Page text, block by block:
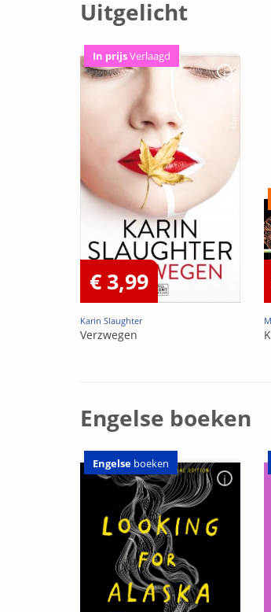
Uitgelicht
In prijsVerlaagd
€ 3,99
Karin Slaughter
Verzwegen
Engelse boeken
Engelse boeken